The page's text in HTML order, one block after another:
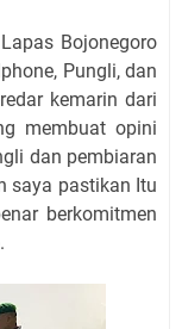
Bojonegoro
Pungli, dan
kemarin dari
membuat opini
dan pembiaran
saya pastikan Itu
berkomitmen